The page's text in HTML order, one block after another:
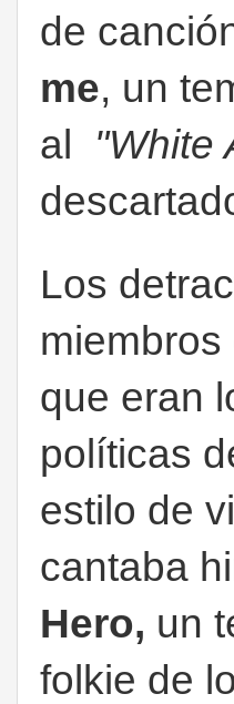
de
me, un
al "White
Los
que eran
políticas
estilo de
cantaba
Hero, un
folkie de